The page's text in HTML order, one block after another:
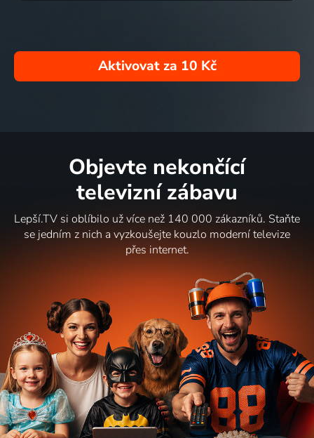
Aktivovat za 10 Kč
Objevte nekončící
televizní zábavu
Lepší.TV si oblíbilo už více než 140 000 zákazníků. Staňte
se jedním z nich a vyzkoušejte kouzlo moderní televize
přes internet.